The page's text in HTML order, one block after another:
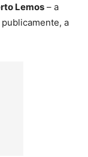
Lemos – a
a